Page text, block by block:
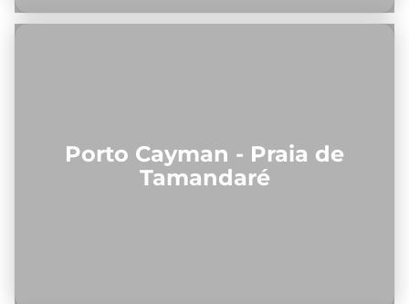
Porto Cayman - Praia de
Tamandaré